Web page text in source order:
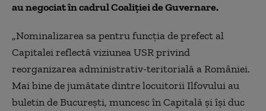
au negociat în cadrul Coaliției de Guvernare.
„Nominalizarea sa pentru funcţia de prefect al
Capitalei reflectă viziunea USR privind
reorganizarea administrativ-teritorială a României.
Mai bine de jumătate dintre locuitorii Ilfovului au
buletin de Bucureşti, muncesc în Capitală şi îşi duc